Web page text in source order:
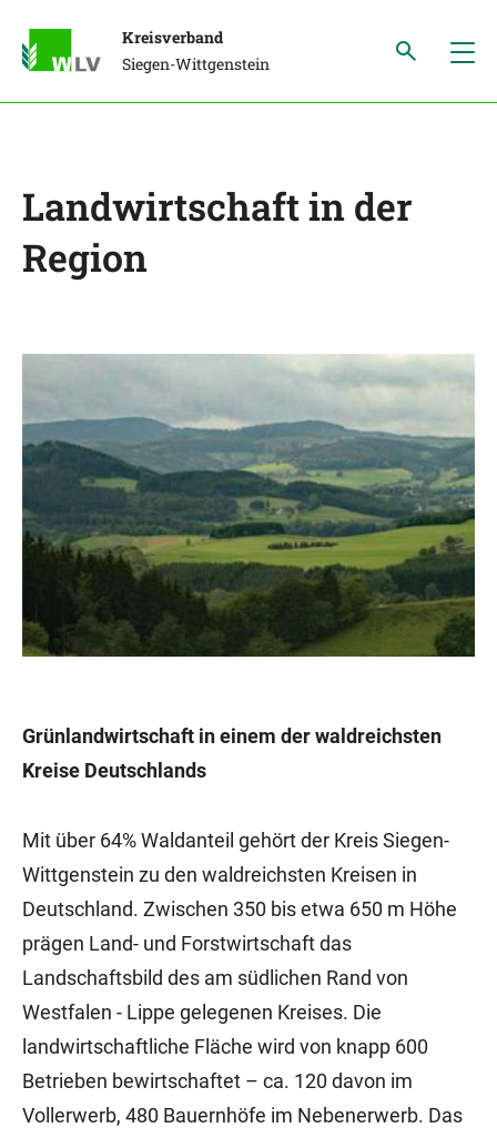
Kreisverband
Siegen-Wittgenstein
Landwirtschaft in der
Region
Grünlandwirtschaft in einem der waldreichsten
Kreise Deutschlands
Mit über 64% Waldanteil gehört der Kreis Siegen-
Wittgenstein zu den waldreichsten Kreisen in
Deutschland. Zwischen 350 bis etwa 650 m Höhe
prägen Land- und Forstwirtschaft das
Landschaftsbild des am südlichen Rand von
Westfalen - Lippe gelegenen Kreises. Die
landwirtschaftliche Fläche wird von knapp 600
Betrieben bewirtschaftet – ca. 120 davon im
Vollerwerb, 480 Bauernhöfe im Nebenerwerb. Das